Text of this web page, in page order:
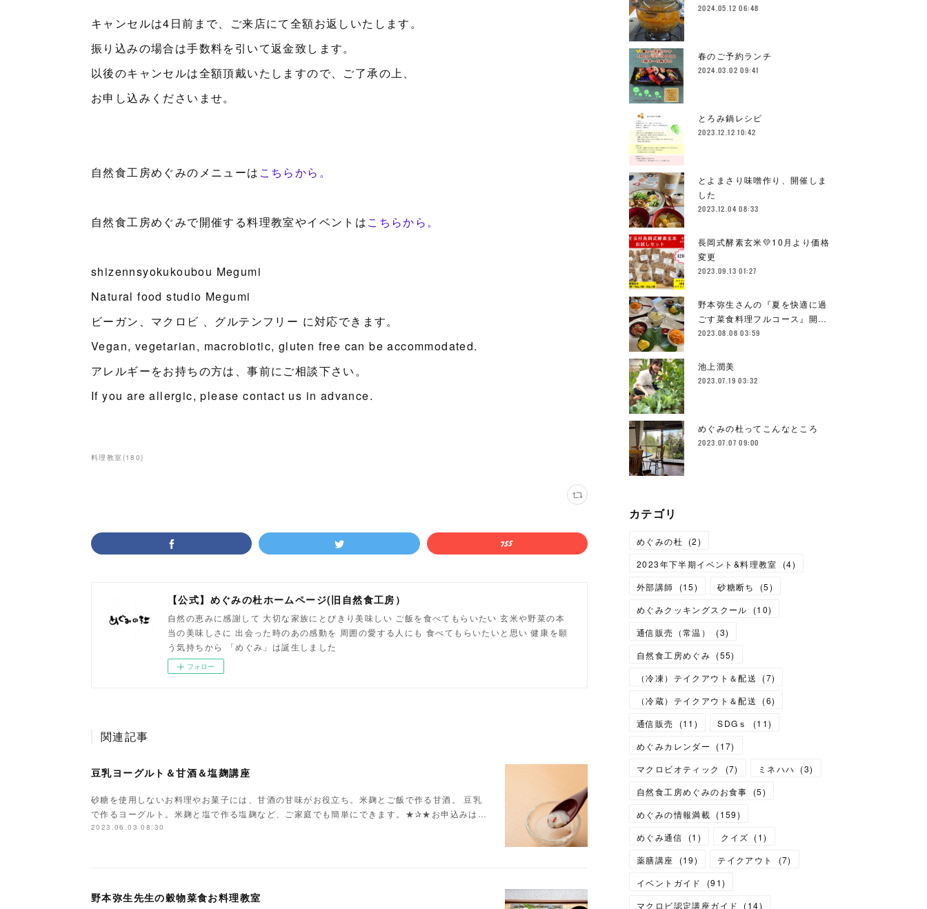
キャンセルは4日前まで、ご来店にて全額お返しいたします。
振り込みの場合は手数料を引いて返金致します。
以後のキャンセルは全額頂戴いたしますので、ご了承の上、
お申し込みくださいませ。
自然食工房めぐみのメニューは こちらから。
自然食工房めぐみで開催する料理教室やイベントはこちらから。
shizennsyokukoubou Megumi
Natural food studio Megumi
ビーガン、マクロビ 、グルテンフリー に対応できます。
Vegan, vegetarian, macrobiotic, gluten free can be accommodated.
アレルギーをお持ちの方は、事前にご相談下さい。
If you are allergic, please contact us in advance.
料理教室(180)
【公式】めぐみの杜ホームページ(旧自然食工房）
自然の恵みに感謝して 大切な家族にとびきり美味しい ご飯を食べてもらいたい 玄米や野菜の本
当の美味しさに 出会った時のあの感動を 周囲の愛する人にも 食べてもらいたいと思い 健康を願
う気持ちから 「めぐみ」は誕生しました
フォロー
関連記事
豆乳ヨーグルト＆甘酒＆塩麹講座
砂糖を使用しないお料理やお菓子には、甘酒の甘味がお役立ち。米麹とご飯で作る甘酒。 豆乳
で作るヨーグルト。米麹と塩で作る塩麹など、ご家庭でも簡単にできます。★✰★お申込みは…
2023.06.03 08:30
野本弥生先生の穀物菜食お料理教室
2024.05.12 06:48
春のご予約ランチ
2024.03.02 09:41
とろみ鍋レシピ
2023.12.12 10:42
とよまさり味噌作り、開催しま
した
2023.12.04 08:33
長岡式酵素玄米💛10月より価格
変更
2023.09.13 01:27
野本弥生さんの『夏を快適に過
ごす菜食料理フルコース』開…
2023.08.08 03:59
池上潤美
2023.07.19 03:32
めぐみの杜ってこんなところ
2023.07.07 09:00
カテゴリ
めぐみの杜 (2)
2023年下半期イベント&料理教室
(4)
外部講師
(15) 砂糖断ち (5)
めぐみクッキングスクール
(10)
通信販売（常温）
(3)
自然食工房めぐみ (55)
（冷凍）テイクアウト＆配送
(7)
（冷蔵）テイクアウト＆配送
(6)
通信販売
(11 ) SDGｓ (11)
めぐみカレンダー
(17)
マクロビオティック
(7) ミネハハ (3)
自然食工房めぐみのお食事
(5)
めぐみの情報満載 (159)
めぐみ通信
(1 ) クイズ (1)
薬膳講座
(19) テイクアウト (7)
イベントガイド
(91)
マクロビ認定講座ガイド
(14)